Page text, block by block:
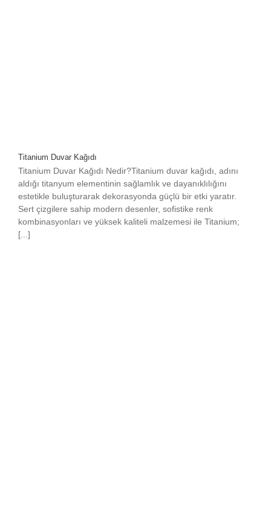
Titanium Duvar Kağıdı
Titanium Duvar Kağıdı Nedir?Titanium duvar kağıdı, adını
aldığı titanyum elementinin sağlamlık ve dayanıklılığını
estetikle buluşturarak dekorasyonda güçlü bir etki yaratır.
Sert çizgilere sahip modern desenler, sofistike renk
kombinasyonları ve yüksek kaliteli malzemesi ile Titanium;
[...]